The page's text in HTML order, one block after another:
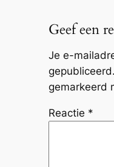
Geef een
Je e-
gepubliceerd.
gemarkeerd
Reactie *